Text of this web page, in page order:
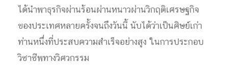
ได้นำพาธุรกิจผ่านร้อนผ่านหนาวผ่านวิกฤติเศรษฐกิจ
ของประเทศหลายครั้งจนถึงวันนี้ นับได้ว่าเป็นศิษย์เก่า
ท่านหนึ่งที่ประสบความสำเร็จอย่างสูง ในการประกอบ
วิชาชีพทางวิศวกรรม